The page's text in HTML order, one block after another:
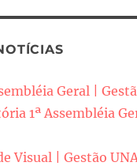
Geral |
1ª Assembléia
Visual | Gestão